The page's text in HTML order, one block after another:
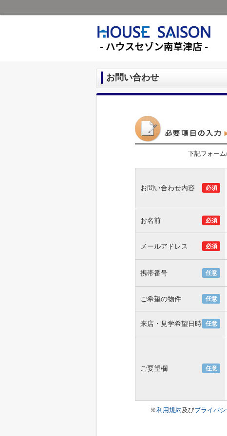
お問い合わせ
下記フォー
お問い合わせ内容 必須
お名前 必須
メールアドレス 必須
携帯番号 任意
ご希望の物件 任意
来店・見学希望日時 任意
ご要望欄 任意
※利用規約及びプライバ